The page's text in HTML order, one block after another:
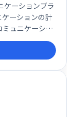
ーションプラ
ーションの計
ュニケーショ
します。従業員
テンツと戦略